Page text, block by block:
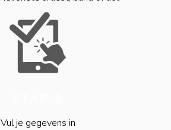
Vul je gegevens in